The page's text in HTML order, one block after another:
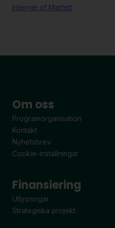
Internet of Matfett
Om oss
Programorganisation
Kontakt
Nyhetsbrev
Cookie-inställningar
Finansiering
Utlysningar
Strategiska projekt